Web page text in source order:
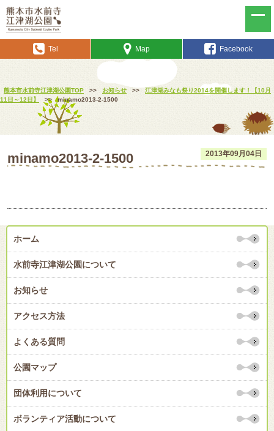
Tel Map Facebook
熊本市水前寺江津湖公園TOP >> お知らせ >>
江津湖みなも祭り2014を開催します！【10月
11日～12日】
>> minamo2013-2-1500
2013年09月04日
minamo2013-2-1500
ホーム
水前寺江津湖公園について
お知らせ
アクセス方法
よくある質問
公園マップ
団体利用について
ボランティア活動について